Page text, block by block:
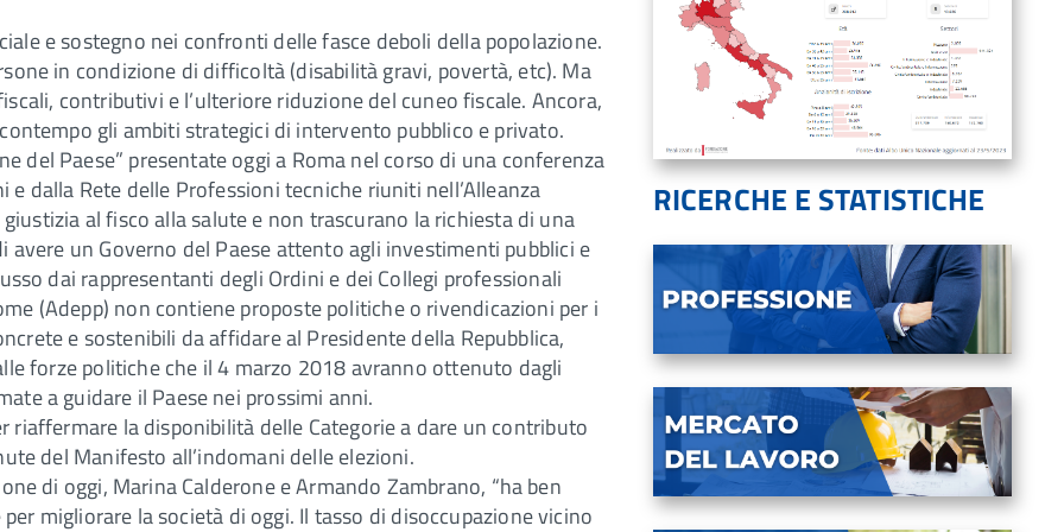
e sostegno nei confronti delle fasce deboli della popolazione.
in condizione di difficoltà (disabilità gravi, povertà, etc). Ma
contributivi e l’ulteriore riduzione del cuneo fiscale. Ancora,
gli ambiti strategici di intervento pubblico e privato.
del Paese” presentate oggi a Roma nel corso di una conferenza
dalla Rete delle Professioni tecniche riuniti nell’Alleanza
al fisco alla salute e non trascurano la richiesta di una
un Governo del Paese attento agli investimenti pubblici e
dai rappresentanti degli Ordini e dei Collegi professionali
(Adepp) non contiene proposte politiche o rivendicazioni per i
e sostenibili da affidare al Presidente della Repubblica,
forze politiche che il 4 marzo 2018 avranno ottenuto dagli
a guidare il Paese nei prossimi anni.
riaffermare la disponibilità delle Categorie a dare un contributo
del Manifesto all’indomani delle elezioni.
di oggi, Marina Calderone e Armando Zambrano, “ha ben
migliorare la società di oggi. Il tasso di disoccupazione vicino
RICERCHE E STATISTICHE